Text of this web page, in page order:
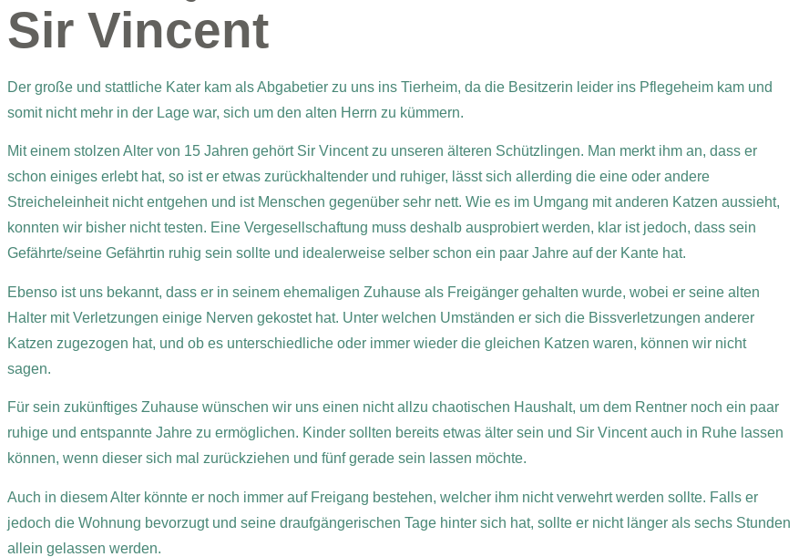
Sir Vincent
Der große und stattliche Kater kam als Abgabetier zu uns ins Tierheim, da die Besitzerin leider ins Pflegeheim kam und
somit nicht mehr in der Lage war, sich um den alten Herrn zu kümmern.
Mit einem stolzen Alter von 15 Jahren gehört Sir Vincent zu unseren älteren Schützlingen. Man merkt ihm an, dass er
schon einiges erlebt hat, so ist er etwas zurückhaltender und ruhiger, lässt sich allerding die eine oder andere
Streicheleinheit nicht entgehen und ist Menschen gegenüber sehr nett. Wie es im Umgang mit anderen Katzen aussieht,
konnten wir bisher nicht testen. Eine Vergesellschaftung muss deshalb ausprobiert werden, klar ist jedoch, dass sein
Gefährte/seine Gefährtin ruhig sein sollte und idealerweise selber schon ein paar Jahre auf der Kante hat.
Ebenso ist uns bekannt, dass er in seinem ehemaligen Zuhause als Freigänger gehalten wurde, wobei er seine alten
Halter mit Verletzungen einige Nerven gekostet hat. Unter welchen Umständen er sich die Bissverletzungen anderer
Katzen zugezogen hat, und ob es unterschiedliche oder immer wieder die gleichen Katzen waren, können wir nicht
sagen.
Für sein zukünftiges Zuhause wünschen wir uns einen nicht allzu chaotischen Haushalt, um dem Rentner noch ein paar
ruhige und entspannte Jahre zu ermöglichen. Kinder sollten bereits etwas älter sein und Sir Vincent auch in Ruhe lassen
können, wenn dieser sich mal zurückziehen und fünf gerade sein lassen möchte.
Auch in diesem Alter könnte er noch immer auf Freigang bestehen, welcher ihm nicht verwehrt werden sollte. Falls er
jedoch die Wohnung bevorzugt und seine draufgängerischen Tage hinter sich hat, sollte er nicht länger als sechs Stunden
allein gelassen werden.